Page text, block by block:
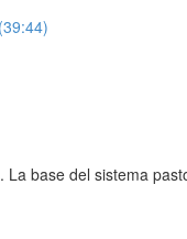
La base del sistema